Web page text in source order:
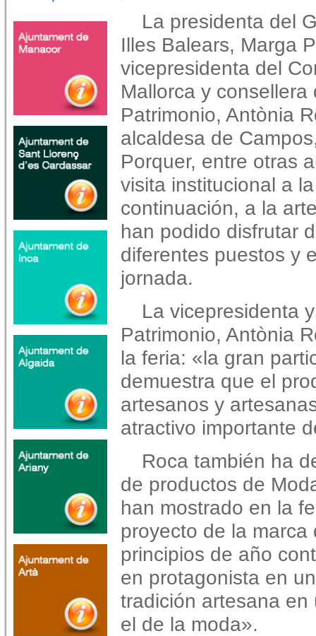
La presidenta del
Illes Balears, Marga
vicepresidenta del
Mallorca y consellera
Patrimonio, Antònia
alcaldesa de
Porquer, entre otras
visita institucional a
continuación, a la
han podido disfrutar
diferentes puestos y
jornada.
La vicepresidenta
Patrimonio, Antònia
la feria: «la gran
demuestra que el
artesanos y
atractivo importante
Roca también ha
de productos de
han mostrado en la
proyecto de la
principios de año
en protagonista en
tradición artesana
el de la moda».